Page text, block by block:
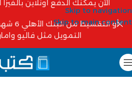
Skip to navigation
Skip to main content
الآن يمكنك الدفع أونلاين
التمويل مثل فاليو